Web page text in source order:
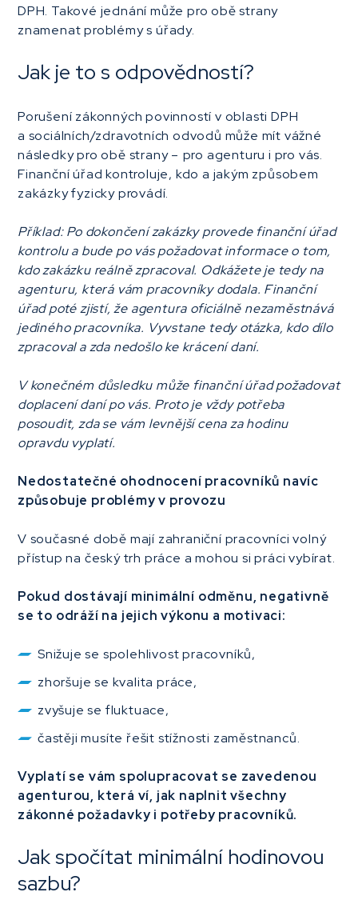
DPH. Takové jednání může pro obě strany
znamenat problémy s úřady.
Jak je to s odpovědností?
Porušení zákonných povinností v oblasti DPH
a sociálních/zdravotních odvodů může mít vážné
následky pro obě strany –⁠ pro agenturu i pro vás.
Finanční úřad kontroluje, kdo a jakým způsobem
zakázky fyzicky provádí.
Příklad: Po dokončení zakázky provede finanční úřad
kontrolu a bude po vás požadovat informace o tom,
kdo zakázku reálně zpracoval. Odkážete je tedy na
agenturu, která vám pracovníky dodala. Finanční
úřad poté zjistí, že agentura oficiálně nezaměstnává
jediného pracovníka. Vyvstane tedy otázka, kdo dílo
zpracoval a zda nedošlo ke krácení daní.
V konečném důsledku může finanční úřad požadovat
doplacení daní po vás. Proto je vždy potřeba
posoudit, zda se vám levnější cena za hodinu
opravdu vyplatí.
Nedostatečné ohodnocení pracovníků navíc
způsobuje problémy v provozu
V současné době mají zahraniční pracovníci volný
přístup na český trh práce a mohou si práci vybírat.
Pokud dostávají minimální odměnu, negativně
se to odráží na jejich výkonu a motivaci:
Snižuje se spolehlivost pracovníků,
zhoršuje se kvalita práce,
zvyšuje se fluktuace,
častěji musíte řešit stížnosti zaměstnanců.
Vyplatí se vám spolupracovat se zavedenou
agenturou, která ví, jak naplnit všechny
zákonné požadavky i potřeby pracovníků.
Jak spočítat minimální hodinovou
sazbu?